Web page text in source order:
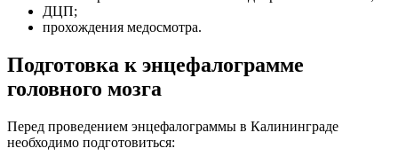
ДЦП;
прохождения медосмотра.
Подготовка к энцефалограмме
головного мозга
Перед проведением энцефалограммы в Калининграде
необходимо подготовиться: